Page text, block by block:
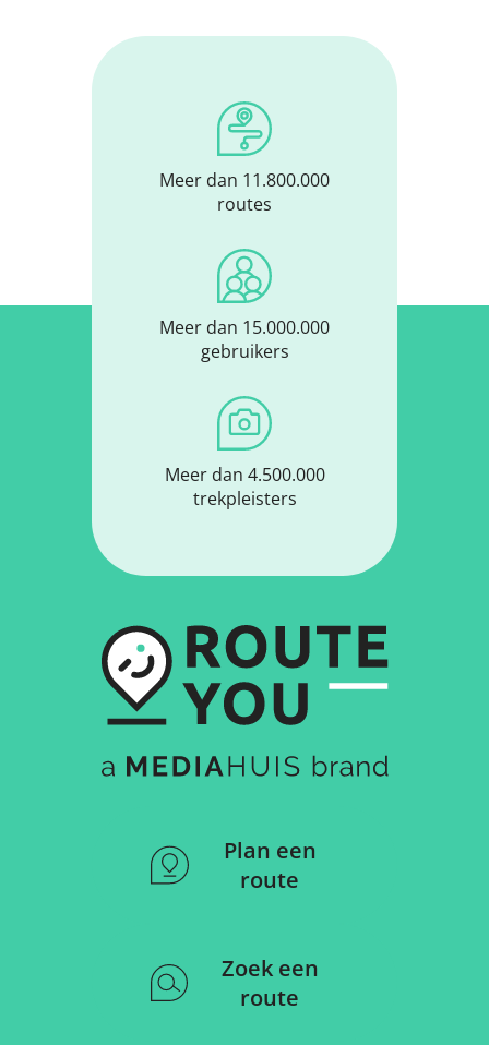
Meer dan 11.800.000
routes
Meer dan 15.000.000
gebruikers
Meer dan 4.500.000
trekpleisters
Plan een
route
Zoek een
route